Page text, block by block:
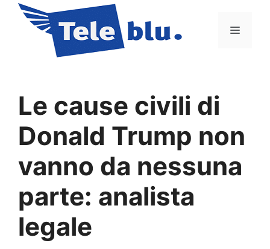
contenuto
Menu
Le cause civili di
Donald Trump non
vanno da nessuna
parte: analista
legale